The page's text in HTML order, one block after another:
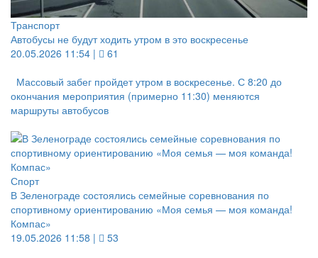
Транспорт
Автобусы не будут ходить утром в это воскресенье
20.05.2026 11:54 |
61
Массовый забег пройдет утром в воскресенье. С 8:20 до
окончания мероприятия (примерно 11:30) меняются
маршруты автобусов
Спорт
В Зеленограде состоялись семейные соревнования по
спортивному ориентированию «Моя семья — моя команда!
Компас»
19.05.2026 11:58 |
53